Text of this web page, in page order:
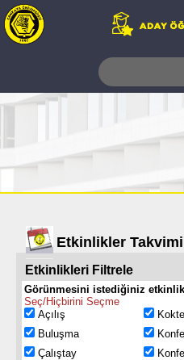
TELEFON
AÇILAN
UZAKTAN
EĞİTİM
KAMPÜSTE
YAŞAM
KÜTÜPHANE
PORTALI
ULAŞIM
Etkinlikler Takvimi
Etkinlikleri Filtrele
Görünmesini istediğiniz
Seç/Hiçbirini Seçme
Açılış
Buluşma
Çalıştay